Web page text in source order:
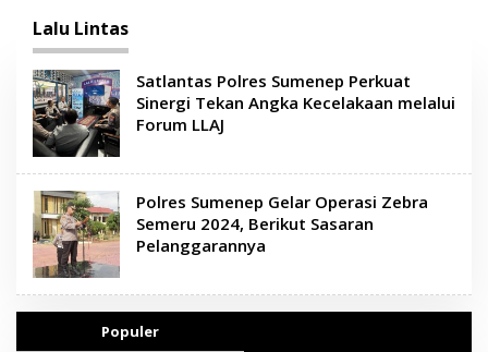
Lalu Lintas
Satlantas Polres Sumenep Perkuat
Sinergi Tekan Angka Kecelakaan melalui
Forum LLAJ
Polres Sumenep Gelar Operasi Zebra
Semeru 2024, Berikut Sasaran
Pelanggarannya
Populer